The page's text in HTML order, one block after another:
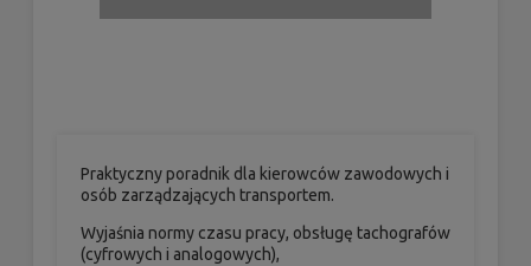
Praktyczny poradnik dla kierowców zawodowych i
osób zarządzających transportem.
Wyjaśnia normy czasu pracy, obsługę tachografów
(cyfrowych i analogowych),